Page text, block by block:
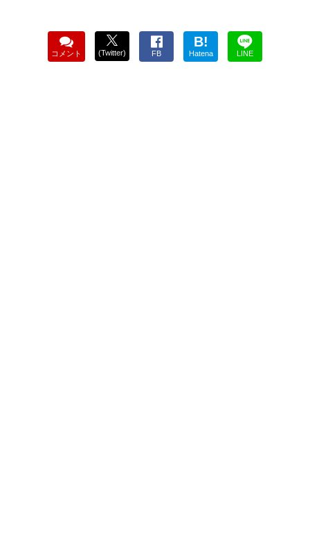
コメント (Twitter) FB
B!
Hatena LINE